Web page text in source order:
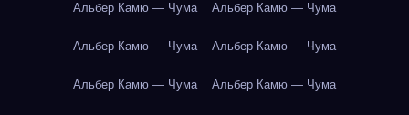
Альбер Камю — Чума Альбер Камю — Чума
Альбер Камю — Чума Альбер Камю — Чума
Альбер Камю — Чума Альбер Камю — Чума